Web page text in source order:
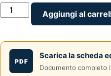
L'ULTIMO
10
di
Roberto
Carlos
Aggiungi al
PDF
Scarica la scheda
Documento completo